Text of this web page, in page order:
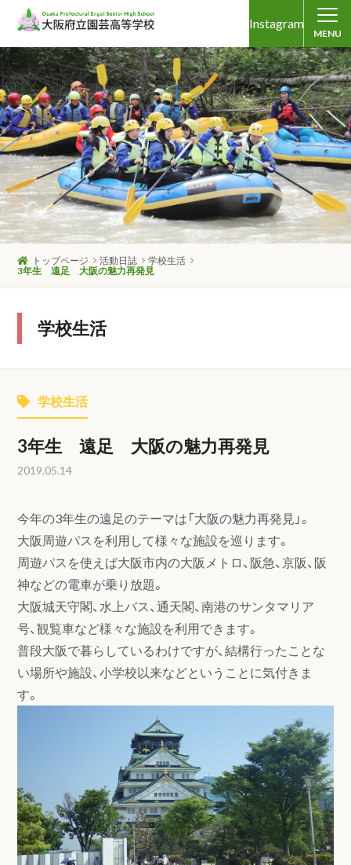
Instagram
MENU
トップページ 活動日誌
学校生活
3年生 遠足 大阪の魅力再発見
学校生活
学校生活
3年生 遠足 大阪の魅力再発見
2019.05.14
今年の3年生の遠足のテーマは「大阪の魅力再発見」。
大阪周遊パスを利用して様々な施設を巡ります。
周遊パスを使えば大阪市内の大阪メトロ、阪急、京阪、阪
神などの電車が乗り放題。
大阪城天守閣、水上バス、通天閣、南港のサンタマリア
号、観覧車など様々な施設を利用できます。
普段大阪で暮らしているわけですが、結構行ったことな
い場所や施設、小学校以来などということに気付きま
す。